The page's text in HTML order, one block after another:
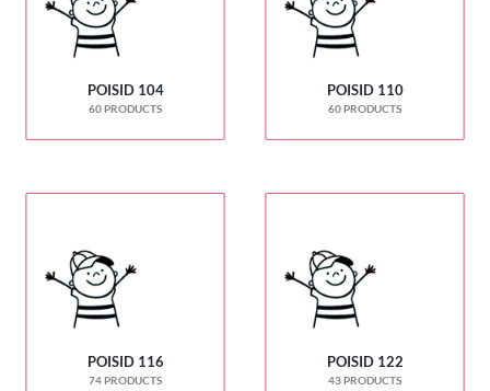
POISID 104
60 PRODUCTS
POISID 110
60 PRODUCTS
POISID 116
74 PRODUCTS
POISID 122
43 PRODUCTS